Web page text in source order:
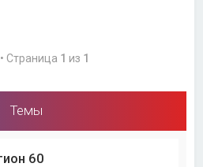
Страница 1 из 1
Темы
60